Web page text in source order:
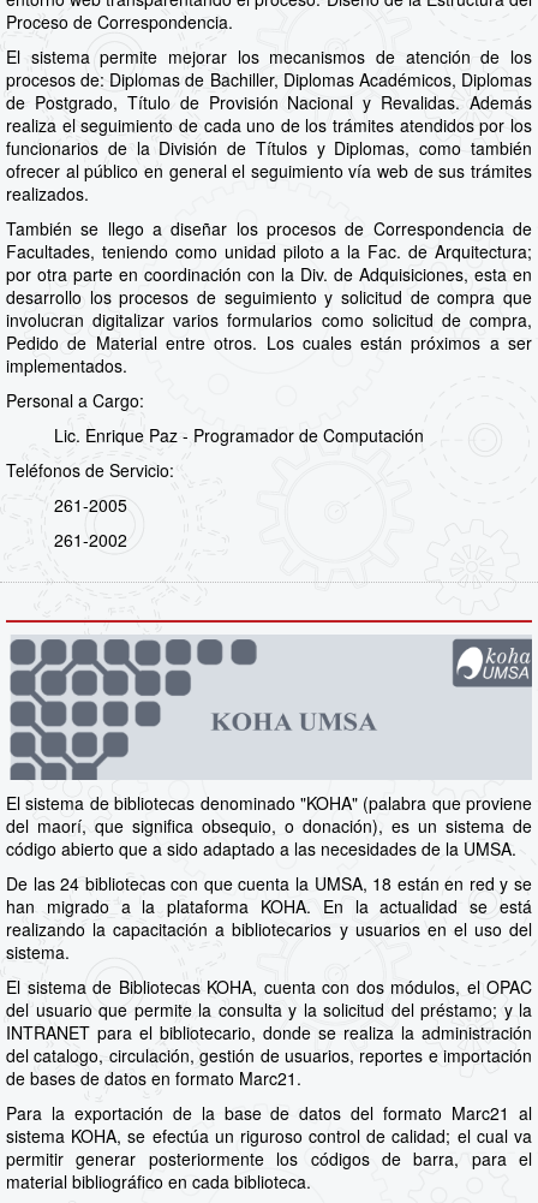
Proceso de Correspondencia.
El sistema permite mejorar los mecanismos de atención de los
procesos de: Diplomas de Bachiller, Diplomas Académicos, Diplomas
de Postgrado, Título de Provisión Nacional y Revalidas. Además
realiza el seguimiento de cada uno de los trámites atendidos por los
funcionarios de la División de Títulos y Diplomas, como también
ofrecer al público en general el seguimiento vía web de sus trámites
realizados.
También se llego a diseñar los procesos de Correspondencia de
Facultades, teniendo como unidad piloto a la Fac. de Arquitectura;
por otra parte en coordinación con la Div. de Adquisiciones, esta en
desarrollo los procesos de seguimiento y solicitud de compra que
involucran digitalizar varios formularios como solicitud de compra,
Pedido de Material entre otros. Los cuales están próximos a ser
implementados.
Personal a Cargo:
Lic. Enrique Paz - Programador de Computación
Teléfonos de Servicio:
261-2005
261-2002
El sistema de bibliotecas denominado "KOHA" (palabra que proviene
del maorí, que significa obsequio, o donación), es un sistema de
código abierto que a sido adaptado a las necesidades de la UMSA.
De las 24 bibliotecas con que cuenta la UMSA, 18 están en red y se
han migrado a la plataforma KOHA. En la actualidad se está
realizando la capacitación a bibliotecarios y usuarios en el uso del
sistema.
El sistema de Bibliotecas KOHA, cuenta con dos módulos, el OPAC
del usuario que permite la consulta y la solicitud del préstamo; y la
INTRANET para el bibliotecario, donde se realiza la administración
del catalogo, circulación, gestión de usuarios, reportes e importación
de bases de datos en formato Marc21.
Para la exportación de la base de datos del formato Marc21 al
sistema KOHA, se efectúa un riguroso control de calidad; el cual va
permitir generar posteriormente los códigos de barra, para el
material bibliográfico en cada biblioteca.